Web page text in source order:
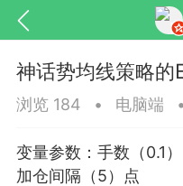
匿名树洞
神话势均线策略的
浏览 184 • 电脑端 •
变量参数：手数（0.1）
加仓间隔（5）点